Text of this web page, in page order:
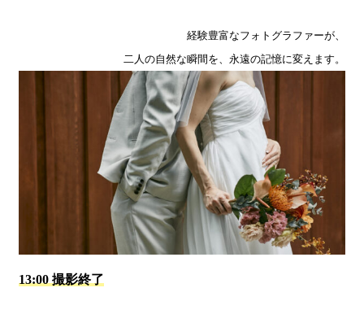
経験豊富なフォトグラファーが、
二人の自然な瞬間を、永遠の記憶に変えます。
13:00 撮影終了